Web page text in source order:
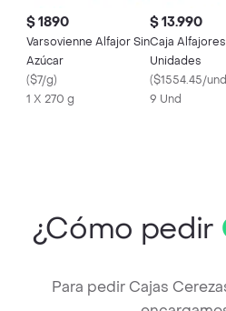
$ 1890
Varsovienne Alfajor Sin
Azúcar
($7/g)
1 X 270 g
$ 13.990
Caja
Unidades
($1554.45/und
9 Und
¿Cómo pedir
Para pedir Cajas